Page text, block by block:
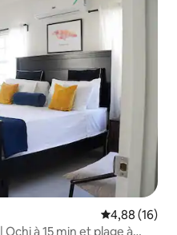
Évaluation
4,88 (16)
Ochi à 15 min et plage à